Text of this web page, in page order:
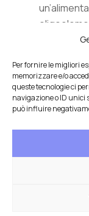
Per fornire le migliori
memorizzare e/o
queste tecnologie ci
navigazione o ID unici
può influire
CHE-